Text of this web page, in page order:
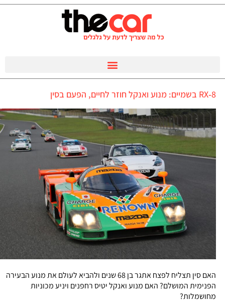
RX‑8 בשמיים: מנוע ואנקל חוזר לחיים, הפעם בסין
האם סין תצליח לפצח אתגר בן 68 שנים ולהביא לעולם את מנוע הבעירה
הפנימית המושלם? האם מנוע ואנקל יטיס רחפנים ויניע מכוניות
מחושמלות?